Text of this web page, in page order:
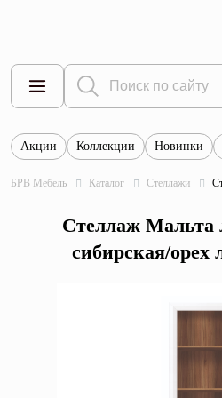
Все товары
Тумбы
Шкафы
Акции Коллекции Новинки
БРВ Мебель Каталог Стеллажи
Стеллаж Мальта
сибирская/орех